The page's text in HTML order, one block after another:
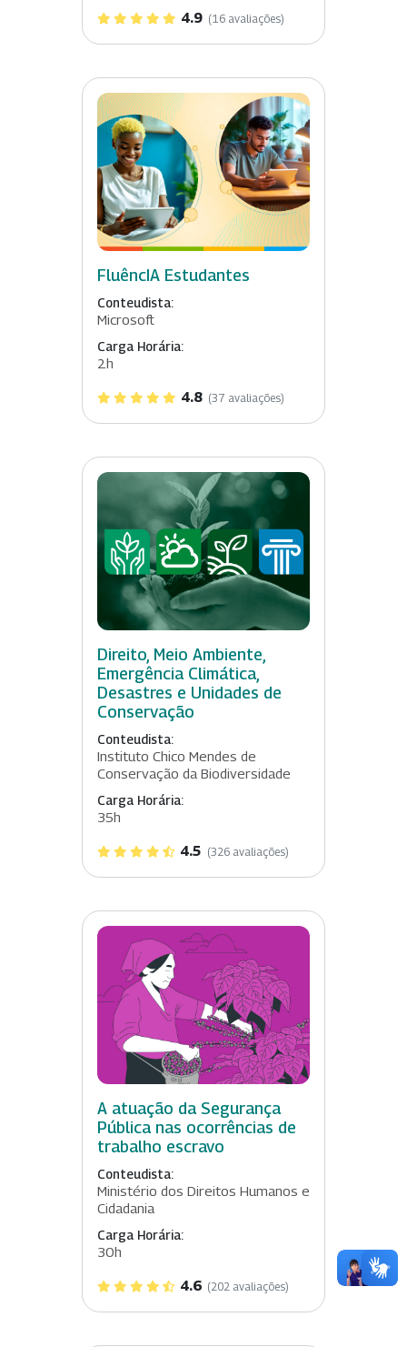
4.9 (16 avaliações)
FluêncIA Estudantes
Conteudista:
Microsoft
Carga Horária:
2h
4.8 (37 avaliações)
Direito, Meio Ambiente,
Emergência Climática,
Desastres e Unidades de
Conservação
Conteudista:
Instituto Chico Mendes de
Conservação da Biodiversidade
Carga Horária:
35h
4.5 (326 avaliações)
A atuação da Segurança
Pública nas ocorrências de
trabalho escravo
Conteudista:
Ministério dos Direitos Humanos e
Cidadania
Carga Horária:
30h
4.6 (202 avaliações)